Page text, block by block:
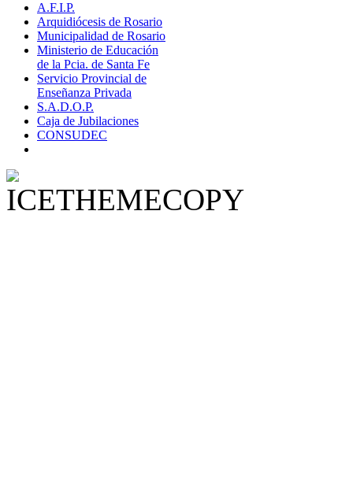
A.F.I.P.
Arquidiócesis de Rosario
Municipalidad de Rosario
Ministerio de Educación
de la Pcia. de Santa Fe
Servicio Provincial de
Enseñanza Privada
S.A.D.O.P.
Caja de Jubilaciones
CONSUDEC